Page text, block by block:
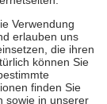
unterstützen,
18. Lebensjahr
die von der